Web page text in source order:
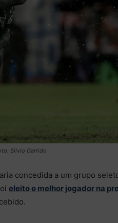
Silvio Garrido
concedida a um grupo
eleito o melhor jogador na